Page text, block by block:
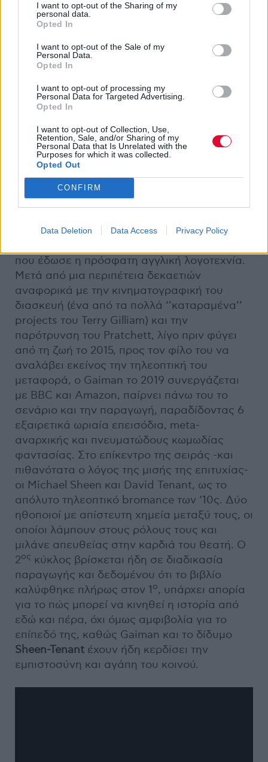
I want to opt-out of the Sharing of my
personal data.
Opted In
I want to opt-out of the Sale of my
Personal Data.
Opted In
I want to opt-out of processing my
Personal Data for Targeted Advertising.
Opted In
I want to opt-out of Collection, Use,
Retention, Sale, and/or Sharing of my
Personal Data that Is Unrelated with the
Purposes for which it was collected.
Opted Out
CONFIRM
Data Deletion Data Access Privacy Policy
Η ιστορία ενός δαίμονα κι ενός αγγέλου, οι
οποίοι προσπαθούν να αποτρέψουν τον
ερχομό του Αντίχριστου και της Αποκάλυψης,
θα μπορούσε σαν ιδέα να μετατραπεί σε ένα
πρώτης τάξεως μεταφυσικό βιβλίο
θρησκευτικού τρόμου. Όταν όμως αυτή η
ιδέα προέρχεται από τη συγγραφική
‘’Good Omens’’ του 1990 καταλήγει μια από
που έδωσε η πρόσφατη αγγλική λογοτεχνία.
Μετά από μια περιπέτεια δεκαετιών
αναφορικά με την κινηματογραφική του
διασκευή (ένα από τα πολλά ‘’καταραμένα’’
projects του Terry Gilliam) και την
παρότρυνση του Pratchett, λίγο πριν φύγει
από τη ζωή το 2015, προς τον φίλο του να
αναλάβει εκείνος την τηλεοπτική του
μεταφορά, o Gaiman το 2019 συνεργάζεται
με BBC και Amazon, παίρνει πάνω του το
σενάριο και την παραγωγή, παραδίδοντας 6
εξαιρετικά ωριαία επεισόδια, meta-
αναρχικής και πνευματώδους κωμωδίας
φαντασίας. Στο επίκεντρο της σειράς -και
πιθανότατα ο λόγος της μισής της επιτυχίας-
οι Michael Sheen και David Tenant, ως το
απόλυτο τηλεοπτικό bromance των ‘10ς. Δύο
ηθοποιοί με απίστευτη χημεία μεταξύ τους, οι
οποίοι λάμπουν στους ρόλους τους και
μιλάνε απευθείας στην καρδιά του θεατή. Ο
2ος κύκλος βρίσκεται ήδη σε διαδικασία
παραγωγής και δεδομένου ότι το βιβλίο
καλύφθηκε πλήρως στον 1 ο, υπάρχει απορία
για το πώς μπορεί να κινηθεί η ιστορία από
εδώ και πέρα, όχι όμως αμφιβολία για το
επίπεδό της, καθώς Gaiman και το δίδυμο
Sheen-Tenant έχουν ήδη κερδίσει την
εμπιστοσύνη και αγάπη του κοινού.